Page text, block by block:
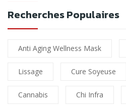
Recherches Populaires
Anti Aging Wellness Mask
Lissage Cure Soyeuse
Cannabis Chi Infra